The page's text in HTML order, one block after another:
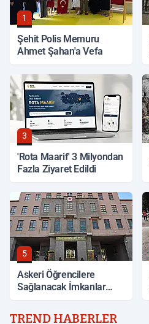
1
Şehit Polis Memuru
Ahmet Şahan'a Vefa
3
'Rota Maarif' 3 Milyondan
Fazla Ziyaret Edildi
5
Askeri Öğrencilere
Sağlanacak İmkanlar
TREND HABERLER